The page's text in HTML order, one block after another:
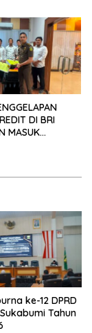
DI BRI
MASUK
ke-12 DPRD
Tahun